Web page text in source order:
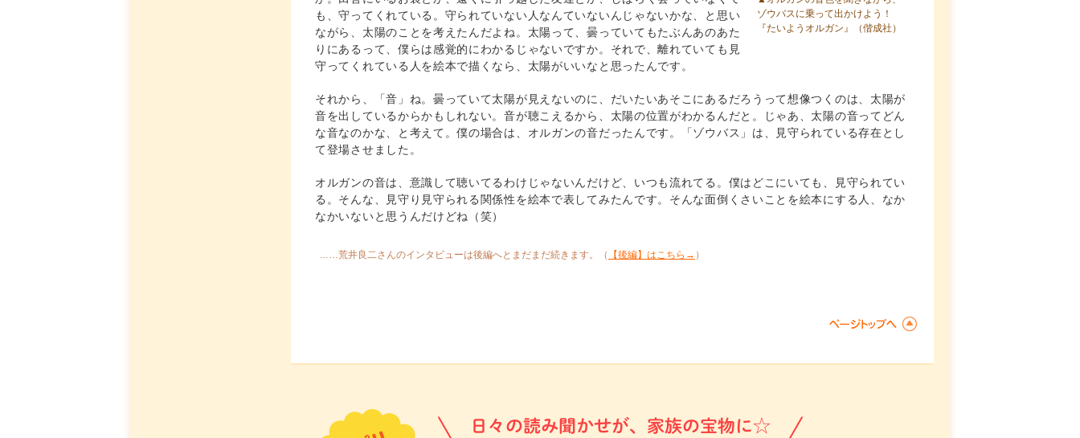
ゾウバスに乗って出かけよう！
『たいようオルガン』
（偕成社）
も、守ってくれている。守られていない人なんていないんじゃないかな、と思い
ながら、太陽のことを考えたんだよね。太陽って、曇っていてもたぶんあのあた
りにあるって、僕らは感覚的にわかるじゃないですか。それで、離れていても見
守ってくれている人を絵本で描くなら、太陽がいいなと思ったんです。
それから、「音」ね。曇っていて太陽が見えないのに、だいたいあそこにあるだろうって想像つくのは、太陽が
音を出しているからかもしれない。音が聴こえるから、太陽の位置がわかるんだと。じゃあ、太陽の音ってどん
な音なのかな、と考えて。僕の場合は、オルガンの音だったんです。「ゾウバス」は、見守られている存在とし
て登場させました。
オルガンの音は、意識して聴いてるわけじゃないんだけど、いつも流れてる。僕はどこにいても、見守られてい
る。そんな、見守り見守られる関係性を絵本で表してみたんです。そんな面倒くさいことを絵本にする人、なか
なかいないと思うんだけどね（笑）
……荒井良二さんのインタビューは後編へとまだまだ続きます。（ 【後編】はこちら→ ）
日々の読み聞かせが、家族の宝物に☆